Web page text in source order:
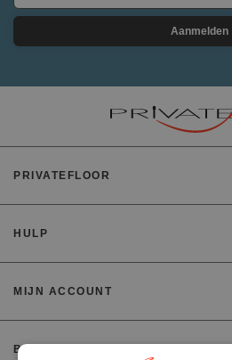
Aanmelden
PRIVATEFLOOR
HULP
MIJN ACCOUNT
BETALING